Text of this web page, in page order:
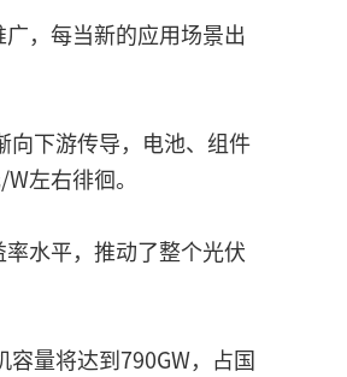
，每当新的应用场景出
向下游传导，电池、组件
左右徘徊。
水平，推动了整个光伏
量将达到790GW，占国